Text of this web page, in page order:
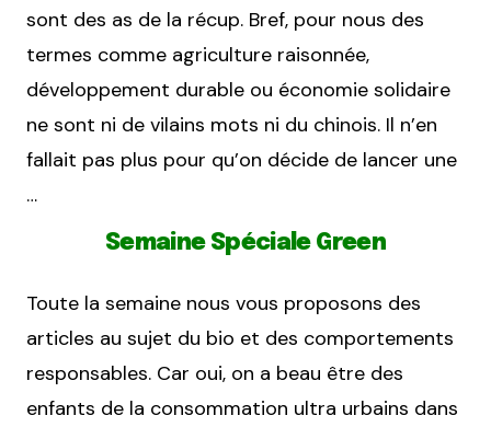
sont des as de la récup. Bref, pour nous des
termes comme agriculture raisonnée,
développement durable ou économie solidaire
ne sont ni de vilains mots ni du chinois. Il n’en
fallait pas plus pour qu’on décide de lancer une
…
Semaine Spéciale Green
Toute la semaine nous vous proposons des
articles au sujet du bio et des comportements
responsables. Car oui, on a beau être des
enfants de la consommation ultra urbains dans